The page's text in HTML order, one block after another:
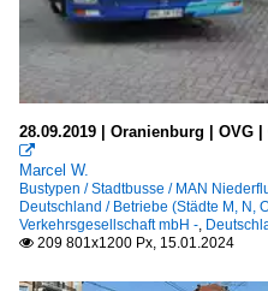
28.09.2019 | Oranienburg | OVG |

Marcel W.
Bustypen / Stadtbusse / MAN
Deutschland / Betriebe (Städte M, N,
Verkehrsgesellschaft mbH -,
 209 801x1200 Px, 15.01.2024